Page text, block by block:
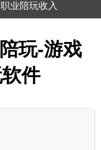
职业陪玩收入
玩-游戏
件